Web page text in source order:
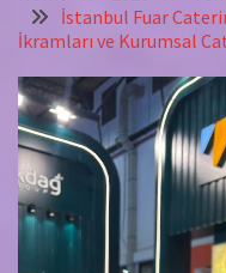
İstanbul Fuar
İkramları ve Kurumsal